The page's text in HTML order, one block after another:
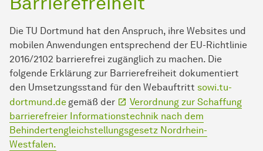
Die TU Dortmund hat den Anspruch, ihre Websites und
mobilen Anwendungen entsprechend der EU-Richtlinie
2016/2102 barrierefrei zugänglich zu machen. Die
folgende Erklärung zur Barrierefreiheit dokumentiert
den Umsetzungsstand für den Webauftritt sowi.tu-
dortmund.de gemäß der
Verordnung zur Schaffung
barrierefreier Informationstechnik nach dem
Behindertengleichstellungsgesetz Nordrhein-
Westfalen.